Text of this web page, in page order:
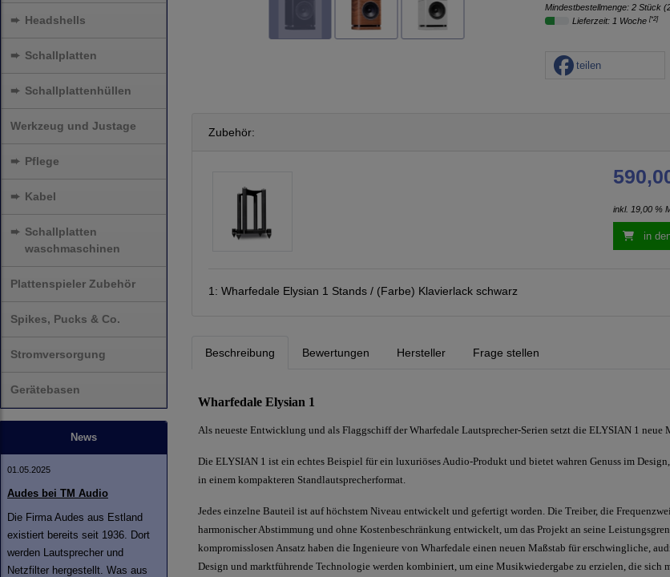
➨ Headshells
➨ Schallplatten
➨ Schallplattenhüllen
Werkzeug und Justage
➨ Pflege
➨ Kabel
➨ Schallplatten
waschmaschinen
Plattenspieler Zubehör
Spikes, Pucks & Co.
Stromversorgung
Gerätebasen
News
01.05.2025
Audes bei TM Audio
Die Firma Audes aus Estland
existiert bereits seit 1936. Dort
werden Lautsprecher und
Netzfilter hergestellt. Was aus
Mindestbestellmenge: 2 Stück
Lieferzeit: 1 Woche [*2]
teilen
Zubehör:
inkl. 19,00 %
in
1: Wharfedale Elysian 1 Stands / (Farbe) Klavierlack schwarz
Beschreibung Bewertungen Hersteller Frage stellen
Wharfedale Elysian 1
Als neueste Entwicklung und als Flaggschiff der Wharfedale Lautsprecher-Serien setzt die ELYSIAN 1 neue
Die ELYSIAN 1 ist ein echtes Beispiel für ein luxuriöses Audio-Produkt und bietet wahren Genuss im
in einem kompakteren Standlautsprecherformat.
Jedes einzelne Bauteil ist auf höchstem Niveau entwickelt und gefertigt worden. Die Treiber, die
harmonischer Abstimmung und ohne Kostenbeschränkung entwickelt, um das Projekt an seine
kompromisslosen Ansatz haben die Ingenieure von Wharfedale einen neuen Maßstab für erschwingliche,
Design und marktführende Technologie werden kombiniert, um eine Musikwiedergabe zu erzielen, die sich